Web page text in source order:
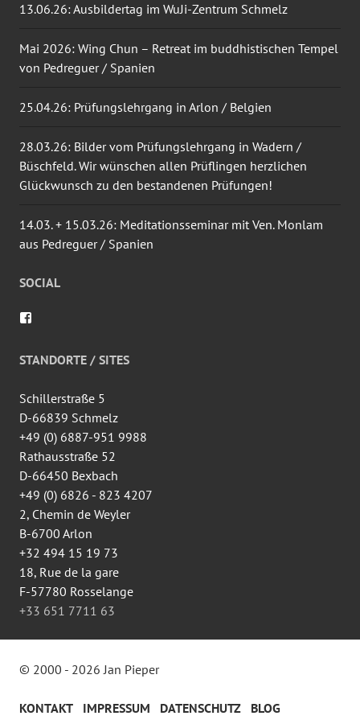
13.06.26: Ausbildertag im WuJi-Zentrum Schmelz
Mai 2026: Wing Chun – Retreat im buddhistischen Tempel
von Pedreguer / Spanien
25.04.26: Prüfungslehrgang in Arlon / Belgien
28.03.26: Bilder vom Prüfungslehrgang in Wadern /
Büschfeld. Wir wünschen allen Prüflingen herzlichen
Glückwunsch zu den bestandenen Prüfungen!
14.03. + 15.03.26: Meditationsseminar mit Ven. Monlam
aus Pedreguer / Spanien
SOCIAL
auf
Facebook
STANDORTE / SITES
Schillerstraße 5
D-66839 Schmelz
+49 (0) 6887-951 9988
Rathausstraße 52
D-66450 Bexbach
+49 (0) 6826 - 823 4207
2, Chemin de Weyler
B-6700 Arlon
+32 494 15 19 73
18, Rue de la gare
F-57780 Rosselange
+33 651 7711 63
© 2000 - 2026 Jan Pieper
KONTAKT IMPRESSUM DATENSCHUTZ BLOG